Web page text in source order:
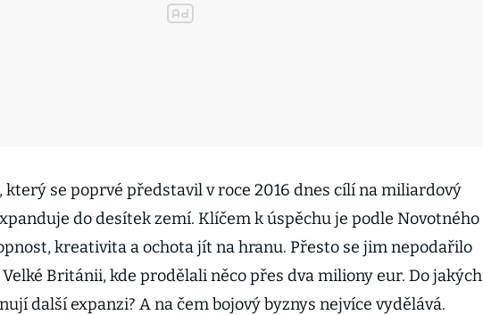
, který se poprvé představil v roce 2016 dnes cílí na miliardový
do desítek zemí. Klíčem k úspěchu je podle Novotného
kreativita a ochota jít na hranu. Přesto se jim nepodařilo
Británii, kde prodělali něco přes dva miliony eur. Do jakých
další expanzi? A na čem bojový byznys nejvíce vydělává.